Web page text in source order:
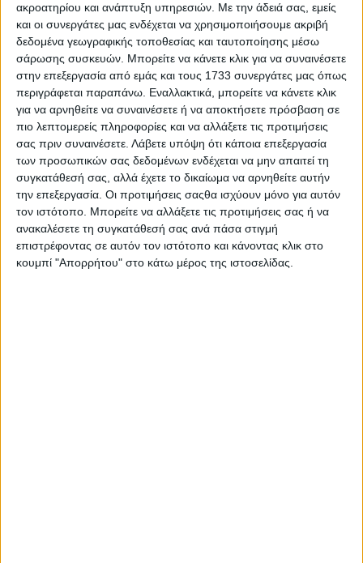
ακροατηρίου και ανάπτυξη υπηρεσιών. Με την άδειά σας, εμείς
και οι συνεργάτες μας ενδέχεται να χρησιμοποιήσουμε ακριβή
δεδομένα γεωγραφικής τοποθεσίας και ταυτοποίησης μέσω
σάρωσης συσκευών. Μπορείτε να κάνετε κλικ για να συναινέσετε
στην επεξεργασία από εμάς και τους 1733 συνεργάτες μας όπως
περιγράφεται παραπάνω. Εναλλακτικά, μπορείτε να κάνετε κλικ
για να αρνηθείτε να συναινέσετε ή να αποκτήσετε πρόσβαση σε
πιο λεπτομερείς πληροφορίες και να αλλάξετε τις προτιμήσεις
σας πριν συναινέσετε. Λάβετε υπόψη ότι κάποια επεξεργασία
των προσωπικών σας δεδομένων ενδέχεται να μην απαιτεί τη
συγκατάθεσή σας, αλλά έχετε το δικαίωμα να αρνηθείτε αυτήν
την επεξεργασία. Οι προτιμήσεις σαςθα ισχύουν μόνο για αυτόν
τον ιστότοπο. Μπορείτε να αλλάξετε τις προτιμήσεις σας ή να
ανακαλέσετε τη συγκατάθεσή σας ανά πάσα στιγμή
επιστρέφοντας σε αυτόν τον ιστότοπο και κάνοντας κλικ στο
κουμπί "Απορρήτου" στο κάτω μέρος της ιστοσελίδας.
Χρυσά Σκουλαρίκια 14 Καράτια με Μαργαριτάρια 44195-
111246KAL
€ 575,00
ΛΕΠΤΟΜΕΡΕΙΕΣ